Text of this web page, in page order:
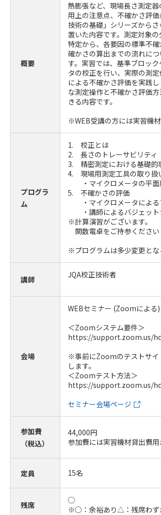
概要
熱膨張など、現場長さ測定
用上の注意点、不確かさ評
技術の基礎」シリーズから
置いた内容です。測定対象
特定から、各要因の標準不
確かさの算出までの流れに
す。実習では、基準ブロッ
タの校正を行い、実際の測
による不確かさ評価を実践
な測定操作と不確かさ評価
きる内容です。
※WEB受講の方には実習機材
プログラ
ム
1. 校正とは
2. 長さのトレーサビリティ
3. 精密測定における基礎的
4. 現場用測定工具の取り扱
・マイクロメータの平面
5. 不確かさの評価
・マイクロメータによる
・講師によるバジェット
※計算演習がございます。
関数電卓をご持参ください
※プログラムは多少変更と
講師 JQA校正技術者
会場
WEBセミナー (Zoomによる)
＜Zoomシステム要件＞
https://support.zoom.us/
※事前にZoomのテストサイ
します。
＜Zoomテスト方法＞
https://support.zoom.us/
セミナー会場ページ
参加費
（税込）
44,000円
参加費には実習機材貸出費用
定員 15名
残席
◯
※○：余裕あり△：残席わずか